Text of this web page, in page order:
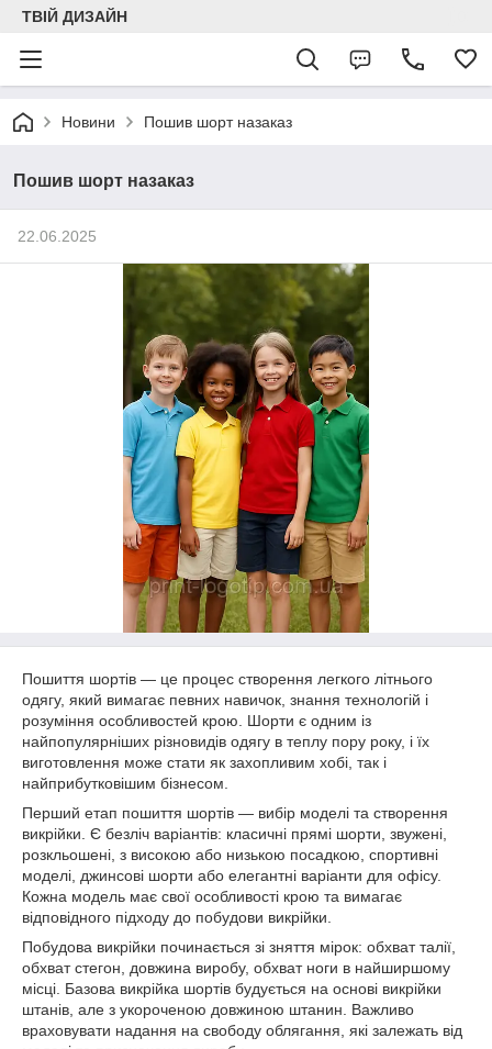
ТВІЙ ДИЗАЙН
Новини Пошив шорт назаказ
Пошив шорт назаказ
22.06.2025
Пошиття шортів — це процес створення легкого літнього
одягу, який вимагає певних навичок, знання технологій і
розуміння особливостей крою. Шорти є одним із
найпопулярніших різновидів одягу в теплу пору року, і їх
виготовлення може стати як захопливим хобі, так і
найприбутковішим бізнесом.
Перший етап пошиття шортів — вибір моделі та створення
викрійки. Є безліч варіантів: класичні прямі шорти, звужені,
розкльошені, з високою або низькою посадкою, спортивні
моделі, джинсові шорти або елегантні варіанти для офісу.
Кожна модель має свої особливості крою та вимагає
відповідного підходу до побудови викрійки.
Побудова викрійки починається зі зняття мірок: обхват талії,
обхват стегон, довжина виробу, обхват ноги в найширшому
місці. Базова викрійка шортів будується на основі викрійки
штанів, але з укороченою довжиною штанин. Важливо
враховувати надання на свободу облягання, які залежать від